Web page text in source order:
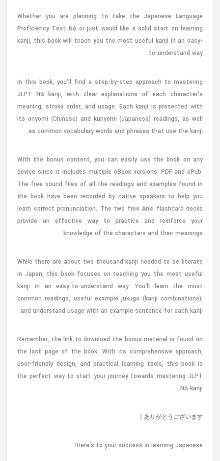
Whether you are planning to take the Japanese Language
Proficiency Test N5 or just would like a solid start on learning
kanji, this book will teach you the most useful kanji in an easy-
to-understand way.
In this book, you'll find a step-by-step approach to mastering
JLPT N5 kanji, with clear explanations of each character's
meaning, stroke order, and usage. Each kanji is presented with
its onyomi (Chinese) and kunyomi (Japanese) readings, as well
as common vocabulary words and phrases that use the kanji.
With the bonus content, you can easily use the book on any
device since it includes multiple eBook versions: PDF and ePub.
The free sound files of all the readings and examples found in
the book have been recorded by native speakers to help you
learn correct pronunciation. The two free Anki flashcard decks
provide an effective way to practice and reinforce your
knowledge of the characters and their meanings.
While there are about two thousand kanji needed to be literate
in Japan, this book focuses on teaching you the most useful
kanji in an easy-to-understand way. You'll learn the most
common readings, useful example jukugo (kanji combinations),
and understand usage with an example sentence for each kanji.
Remember, the link to download the bonus material is found on
the last page of the book. With its comprehensive approach,
user-friendly design, and practical learning tools, this book is
the perfect way to start your journey towards mastering JLPT
N5 kanji.
ありがとうございます！
Here's to your success in learning Japanese!